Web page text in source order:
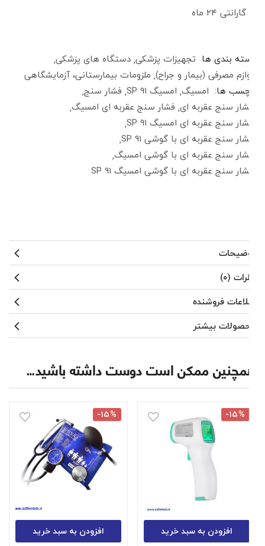
گارانتی ۲۴ ماه
دسته بندی هاتجهیزات پزشکی دستگاه های پزشکی
لوازم مصرفی (بیمار و جراح) ملزومات بیمارستانی، آزمایشگاهی
برچسب ها:امسیگ امسیگ SP 91
فشار سنج
فشار سنج عقربه ای فشار سنج عقربه ای امسیگ
فشار سنج عقربه ای امسیگ SP 91
فشار سنج عقربه ای با گوشی SP 91
فشار سنج عقربه ای با گوشی امسیگ
فشار سنج عقربه ای با گوشی امسیگ SP 91
توضیحات
نظرات (۰)
اطلاعات فروشنده
محصولات بیشتر
همچنین ممکن است دوست داشته باشید…
افزودن به سبد خرید
-۱۵%
افزودن به سبد خرید
-۱۵%